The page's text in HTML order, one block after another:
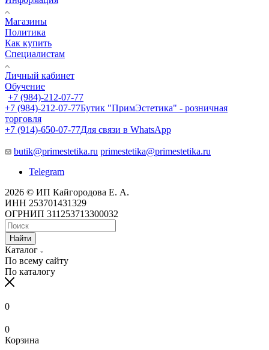
Магазины
Политика
Как купить
Специалистам
Личный кабинет
Обучение
+7 (984)-212-07-77
+7 (984)-212-07-77Бутик "ПримЭстетика" - розничная
торговля
+7 (914)-650-07-77Для связи в WhatsApp
butik@primestetika.ru primestetika@primestetika.ru
Telegram
2026 © ИП Кайгородова Е. А.
ИНН 253701431329
ОГРНИП 311253713300032
Найти
Каталог
По всему сайту
По каталогу
0
0
Корзина